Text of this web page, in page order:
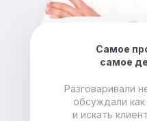
Самое
самое
Разговаривали
обсуждали
и искать